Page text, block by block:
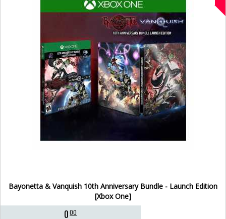
Bayonetta & Vanquish 10th Anniversary Bundle - Launch Edition
[Xbox One]
000